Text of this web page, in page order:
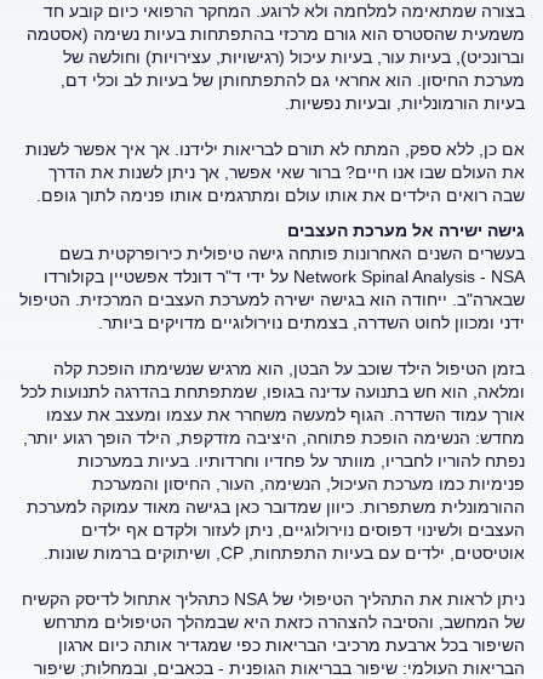
בצורה שמתאימה למלחמה ולא לרוגע. המחקר הרפואי כיום קובע חד
משמעית שהסטרס הוא גורם מרכזי בהתפתחות בעיות נשימה (אסטמה
וברונכיט), בעיות עור, בעיות עיכול (רגישויות, עצירויות) וחולשה של
מערכת החיסון. הוא אחראי גם להתפתחותן של בעיות לב וכלי דם,
בעיות הורמונליות, ובעיות נפשיות.
אם כן, ללא ספק, המתח לא תורם לבריאות ילידנו. אך איך אפשר לשנות
את העולם שבו אנו חיים? ברור שאי אפשר, אך ניתן לשנות את הדרך
שבה רואים הילדים את אותו עולם ומתרגמים אותו פנימה לתוך גופם.
גישה ישירה אל מערכת העצבים
בעשרים השנים האחרונות פותחה גישה טיפולית כירופרקטית בשם
Network Spinal Analysis - NSA על ידי ד"ר דונלד אפשטיין בקולורדו
שבארה"ב. ייחודה הוא בגישה ישירה למערכת העצבים המרכזית. הטיפול
ידני ומכוון לחוט השדרה, בצמתים נוירולוגיים מדויקים ביותר.
בזמן הטיפול הילד שוכב על הבטן, הוא מרגיש שנשימתו הופכת קלה
ומלאה, הוא חש בתנועה עדינה בגופו, שמתפתחת בהדרגה לתנועות לכל
אורך עמוד השדרה. הגוף למעשה משחרר את עצמו ומעצב את עצמו
מחדש: הנשימה הופכת פתוחה, היציבה מזדקפת, הילד הופך רגוע יותר,
נפתח להוריו לחבריו, מוותר על פחדיו וחרדותיו. בעיות במערכות
פנימיות כמו מערכת העיכול, הנשימה, העור, החיסון והמערכת
ההורמונלית משתפרות. כיוון שמדובר כאן בגישה מאוד עמוקה למערכת
העצבים ולשינוי דפוסים נוירולוגיים, ניתן לעזור ולקדם אף ילדים
אוטיסטים, ילדים עם בעיות התפתחות, CP, ושיתוקים ברמות שונות.
ניתן לראות את התהליך הטיפולי של NSA כתהליך אתחול לדיסק הקשיח
של המחשב, והסיבה להצהרה כזאת היא שבמהלך הטיפולים מתרחש
השיפור בכל ארבעת מרכיבי הבריאות כפי שמגדיר אותה כיום ארגון
הבריאות העולמי: שיפור בבריאות הגופנית - בכאבים, ובמחלות; שיפור